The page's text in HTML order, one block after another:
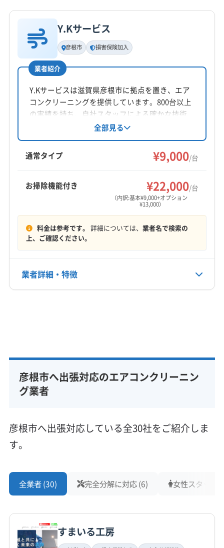
(岐阜県) 養老郡養老町
(福井県) 敦賀市
電話番号
公式HP
公式サイトなし
基本情報
代表者名
木下光一
所在地
滋賀県彦根市正法寺町500-67
対応地域
東近江市 米原市
蒲生郡日野町
蒲生郡竜王町 犬上郡多賀町
電話番号
公式HP
Y.Kサービス
彦根市 損害保険加入
業者紹介
Y.Kサービスは滋賀県彦根市に拠点を置き、エア
コンクリーニングを提供しています。800台以上
の実績を持ち、自社スタッフによる確かな技術
が強みです。作業に不満がある場合は無料で追
加対応し、損害保険に加入済み。年中無休で対
応し、営業時間外の予約相談も可能です。
全部見る
通常タイプ ¥9,000/台
お掃除機能付き ¥22,000/台
（内訳:基本¥9,000+オプション
¥13,000）
料金は参考です。 詳細については、 業者名で検索の
上、ご確認ください。
業者詳細・特徴
所在地
滋賀県彦根市中藪町660-13 フレグランスN102
彦根市 近江八幡市 長浜市 東近江市
米原市
営業時間
定休日
なし
彦根市へ出張対応のエアコンクリーニン
グ業者
彦根市へ出張対応している全30社をご紹介しま
す。
全業者 (30) 完全分解に対応 (6) 女性スタッフ
すまいる工房